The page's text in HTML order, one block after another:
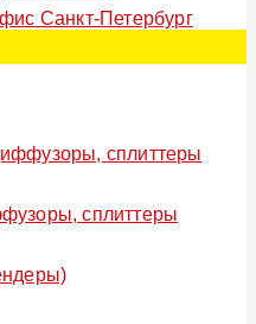
Санкт-Петербург
сплиттеры
сплиттеры